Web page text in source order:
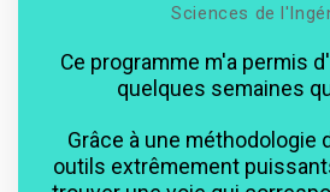
Sciences de
Ce programme m'a permis
quelques semaines
Grâce à une méthodologie
outils extrêmement